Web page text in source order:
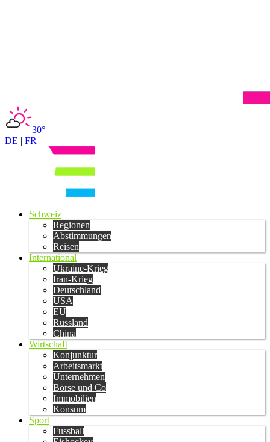
30°
DE | FR
Schweiz
Regionen
Abstimmungen
Reisen
International
Ukraine-Krieg
Iran-Krieg
Deutschland
USA
EU
Russland
China
Wirtschaft
Konjunktur
Arbeitsmarkt
Unternehmen
Börse und Co
Immobilien
Konsum
Sport
Fussball